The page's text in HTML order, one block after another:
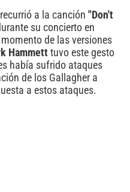
a la canción "Don't
su concierto en
de las versiones
Hammett tuvo este gesto
había sufrido ataques
de los Gallagher a
a estos ataques.